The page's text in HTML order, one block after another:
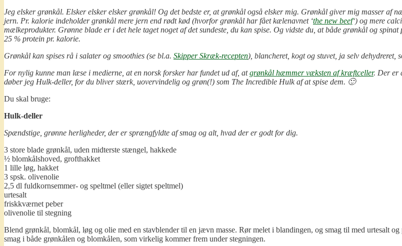
Jeg elsker grønkål. Elsker elsker elsker grønkål! Og det bedste er, at grønkål også elsker mig. Grønkål giver mig masser
jern. Pr. kalorie indeholder grønkål mere jern end rødt kød (hvorfor grønkål har fået kælenavnet ‘the new beef‘) og mere
mælkeprodukter. Grønne blade er i det hele taget noget af det sundeste, du kan spise. Og vidste du, atbåde grønkål og spinat
25 % protein pr. kalorie.
Grønkål kan spises rå i salater og smoothies (se bl.a. Skipper Skræk-recepten), blancheret, kogt og stuvet, ja selv
For nylig kunne man læse i medierne, at en norsk forsker har fundet ud af, atgrønkål hæmmer væksten af kræftceller. Der er
døber jeg Hulk-deller, for du bliver stærk, uovervindelig og grøn(!) som The Incredible Hulk af at spise dem. 🙂
Du skal bruge:
Hulk-deller
Spændstige, grønne herligheder, der er sprængfyldte af smag og alt, hvad der er godt for dig.
3 store blade grønkål, uden midterste stængel, hakkede
½ blomkålshoved, grofthakket
1 lille løg, hakket
3 spsk. olivenolie
2,5 dl fuldkornsemmer- og speltmel (eller sigtet speltmel)
urtesalt
friskkværnet peber
olivenolie til stegning
Blend grønkål, blomkål, løg og olie med en stavblender til en jævn masse. Rør melet i blandingen, og smag til med urtesalt
smag i både grønkålen og blomkålen, som virkelig kommer frem under stegningen.